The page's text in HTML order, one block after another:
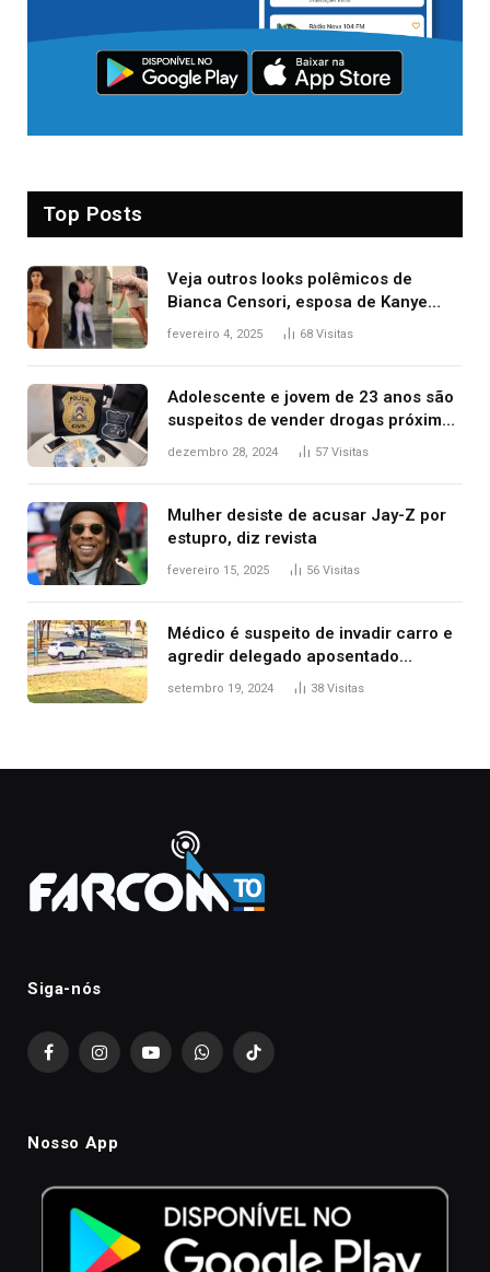
Top Posts
Veja outros looks polêmicos de
Bianca Censori, esposa de Kanye
West que apareceu nua no Grammy
fevereiro 4, 2025 68 Visitas
Adolescente e jovem de 23 anos são
suspeitos de vender drogas próximo
de delegacia e escola, diz polícia
dezembro 28, 2024 57 Visitas
Mulher desiste de acusar Jay-Z por
estupro, diz revista
fevereiro 15, 2025 56 Visitas
Médico é suspeito de invadir carro e
agredir delegado aposentado
durante confusão no trânsito
setembro 19, 2024 38 Visitas
Siga-nós
FacebookInstagramYouTubeWhatsAppTikTok
Nosso App